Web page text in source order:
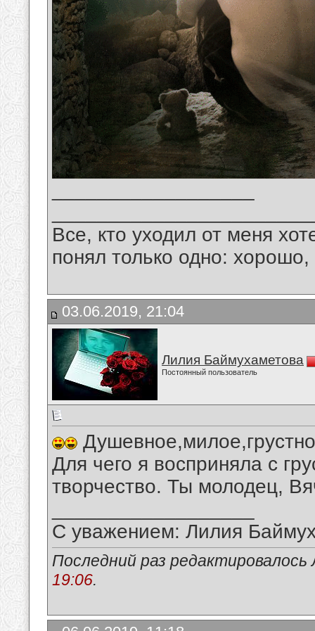
Все, кто уходил от меня
понял только одно:
03.06.2019, 21:04
Лилия Баймухаметова
Постоянный пользователь
Для чего я восприняла с
творчество. Ты молодец,
С уважением: Лилия
Последний раз
19:06.